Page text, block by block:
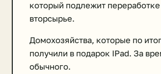
который подлежит
вторсырье.
Домохозяйства, которые по
получили в подарок IPad. За
обычного.